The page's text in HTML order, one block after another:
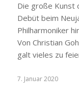
Die große Kunst
Debüt beim
Philharmoniker
Von Christian
galt vieles zu
7. Januar 2020